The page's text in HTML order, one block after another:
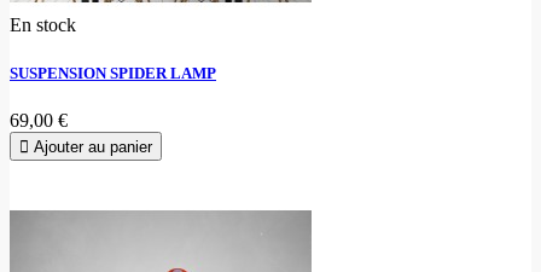
En stock
SUSPENSION SPIDER LAMP
69,00 €
Ajouter au panier